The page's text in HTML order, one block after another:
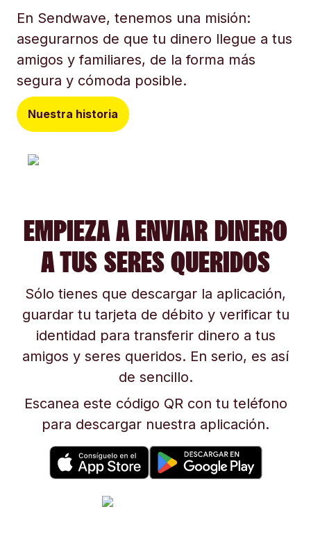
En Sendwave, tenemos una misión:
asegurarnos de que tu dinero llegue a tus
amigos y familiares, de la forma más
segura y cómoda posible.
Nuestra historia
EMPIEZA A ENVIAR DINERO
A TUS SERES QUERIDOS
Sólo tienes que descargar la aplicación,
guardar tu tarjeta de débito y verificar tu
identidad para transferir dinero a tus
amigos y seres queridos. En serio, es así
de sencillo.
Escanea este código QR con tu teléfono
para descargar nuestra aplicación.